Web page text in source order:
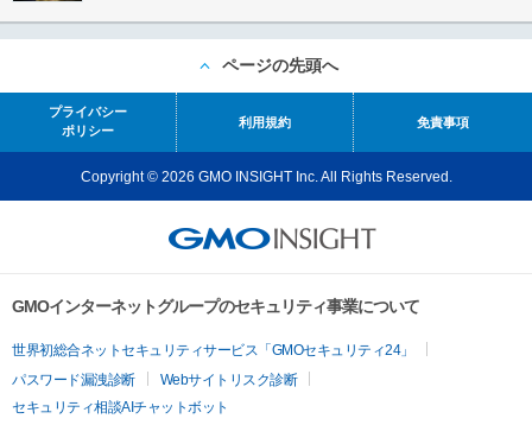
ページの先頭へ
プライバシー
ポリシー
利用規約 免責事項
Copyright © 2026 GMO INSIGHT Inc. All Rights Reserved.
GMOインターネットグループのセキュリティ事業について
世界初総合ネットセキュリティサービス「GMOセキュリティ24」
パスワード漏洩診断
Webサイトリスク診断
セキュリティ相談AIチャットボット